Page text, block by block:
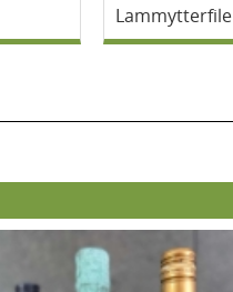
Lammytterfile